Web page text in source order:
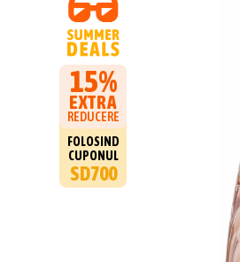
15%
EXTRA
REDUCERE
FOLOSIND
CUPONUL
SD700